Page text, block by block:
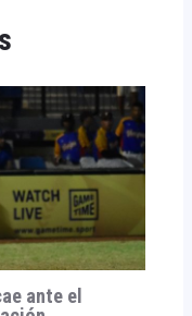
ante el